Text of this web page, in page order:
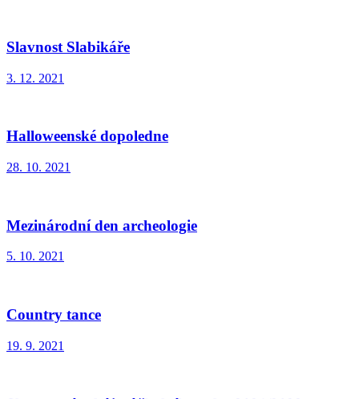
Slavnost Slabikáře
3. 12. 2021
Halloweenské dopoledne
28. 10. 2021
Mezinárodní den archeologie
5. 10. 2021
Country tance
19. 9. 2021